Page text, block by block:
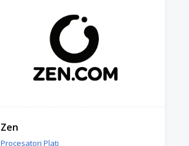
Zen
Procesatori Plati